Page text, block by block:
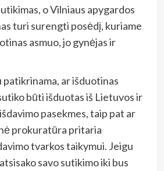
o Vilniaus apygardos
turi surengti posėdį, kuriame
asmuo, jo gynėjas ir
patikrinama, ar išduotinas
būti išduotas iš Lietuvos ir
pasekmes, taip pat ar
prokuratūra pritaria
tvarkos taikymui. Jeigu
savo sutikimo iki bus